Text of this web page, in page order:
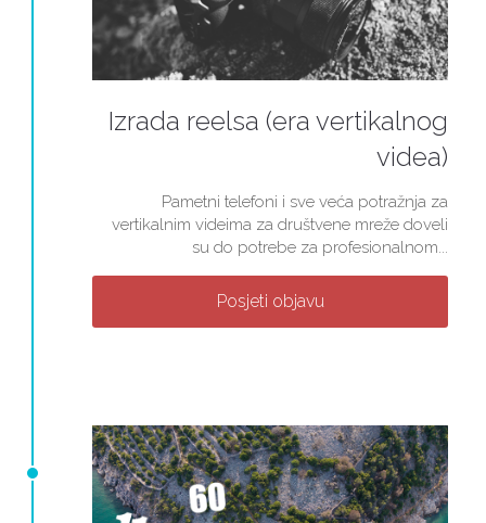
Izrada reelsa (era vertikalnog
videa)
Pametni telefoni i sve veća potražnja za
vertikalnim videima za društvene mreže doveli
su do potrebe za profesionalnom...
Posjeti objavu